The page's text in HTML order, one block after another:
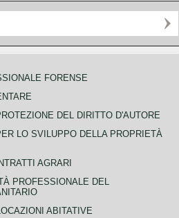
FORENSE
DEL DIRITTO D'AUTORE
LO SVILUPPO DELLA PROPRIETÀ
AGRARI
PROFESSIONALE DEL
ABITATIVE